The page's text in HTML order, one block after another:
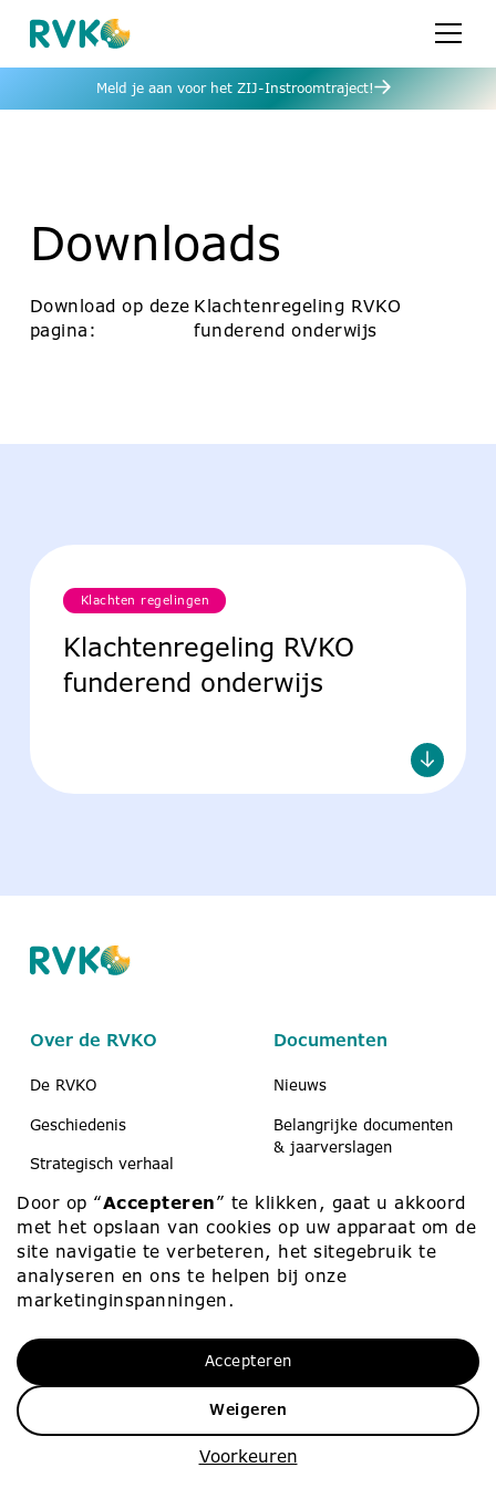
Meld je aan voor het ZIJ-Instroomtraject!
Downloads
Download op deze
pagina:
Klachtenregeling RVKO
funderend onderwijs
Klachten regelingen
Klachtenregeling RVKO
funderend onderwijs
Over de RVKO
De RVKO
Geschiedenis
Strategisch verhaal
Scholen & peuteropvang
Contact
Documenten
Nieuws
Belangrijke documenten
& jaarverslagen
Medezeggenschap
010 – 453 75 00
info@rvko.nl
Adresgegevens
Door op “Accepteren” te klikken, gaat u akkoord
met het opslaan van cookies op uw apparaat om de
site navigatie te verbeteren, het sitegebruik te
analyseren en ons te helpen bij onze
marketinginspanningen.
Voorkeuren
Weigeren
Accepteren